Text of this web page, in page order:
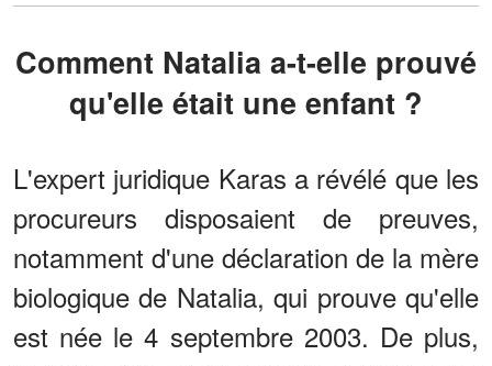
Comment Natalia a-t-elle prouvé
qu'elle était une enfant ?
L'expert juridique Karas a révélé que les
procureurs disposaient de preuves,
notamment d'une déclaration de la mère
biologique de Natalia, qui prouve qu'elle
est née le 4 septembre 2003. De plus,